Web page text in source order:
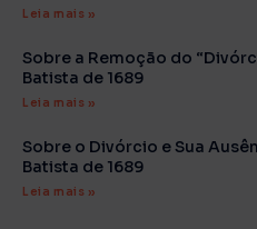
Leia mais »
Sobre a Remoção do
Batista de 1689
Leia mais »
Sobre o Divórcio e Sua
Batista de 1689
Leia mais »